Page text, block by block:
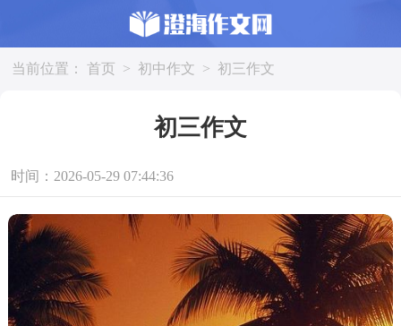
当前位置： 首页 > 初中作文 > 初三作文
初三作文
时间：2026-05-29 07:44:36